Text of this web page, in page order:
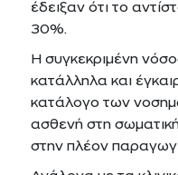
έδειξαν ότι το
30%.
Η συγκεκριμένη
κατάλληλα και
κατάλογο των
ασθενή στη
στην πλέον